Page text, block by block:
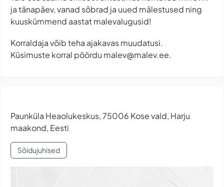
ja tänapäev, vanad sõbrad ja uued mälestused ning
kuuskümmend aastat malevalugusid!
Korraldaja võib teha ajakavas muudatusi.
Küsimuste korral pöördu malev@malev.ee.
Paunküla Heaolukeskus, 75006 Kose vald, Harju
maakond, Eesti
Sõidujuhised